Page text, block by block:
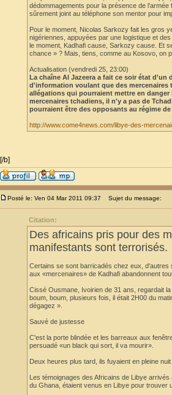
dédommagements pour la présence de
sûrement joint au téléphone son mentor pour
Pour le moment, Nicolas Sarkozy fait les gros
nigériennes, appuyées par une logistique et
le moment, Kadhafi cause, Sarkozy cause. Et
chance » ? Mais, tiens, comme au Kosovo, on
Actualisation (vendredi 25, 23:00)
La chaîne Al Jazeera a fait ce soir état
d'information voulant que des mercenaires
allégations qui pourraient mettre en
mercenaires tchadiens, il n'y a pas de
pourraient être des opposants au régime de
http://www.come4news.com/libye-des-
[/b]
Posté le: Ven 04 Mar 2011 09:37 Sujet du message:
Citation:
Des africains pris pour des
manifestants sont terrorisés.
Certains se sont barricadés chez eux,
aux «mercenaires» de Kadhafi abandonnent
Cissé Ousmane, Ivoirien de 31 ans, regardait
boum, boum, plusieurs fois, il était 2H00 du
dégagez ».
Sauvé de justesse
C'est la porte blindée et les barreaux aux
persuadé «un black qui sort, il va mourir».
Deux heures plus tard, ils fuyaient en pleine
Les témoignages des Africains de Libye
du Ghana, étaient venus en Libye pour trouver